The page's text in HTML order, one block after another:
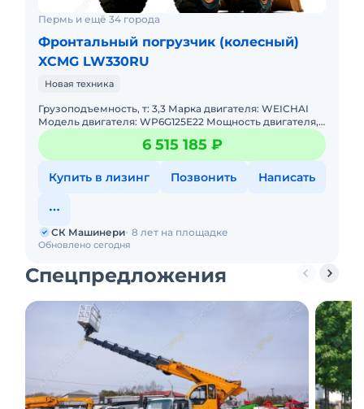
Пермь и ещё 34 города
Фронтальный погрузчик (колесный)
XCMG LW330RU
Новая техника
Грузоподъемность, т: 3,3 Марка двигателя: WEICHAI
Модель двигателя: WP6G125E22 Мощность двигателя,
л.с: 92 Мощность, кВт: 92 Эксплуатационная масса, т: 10,
6 515 185 ₽
Купить в лизинг Позвонить Написать
Обновлено сегодня
СК Машинери 8 лет на площадке
Спецпредложения